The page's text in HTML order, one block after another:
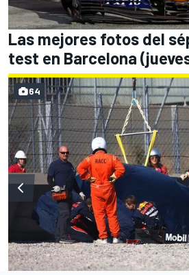
Las mejores fotos del
test en Barcelona
64